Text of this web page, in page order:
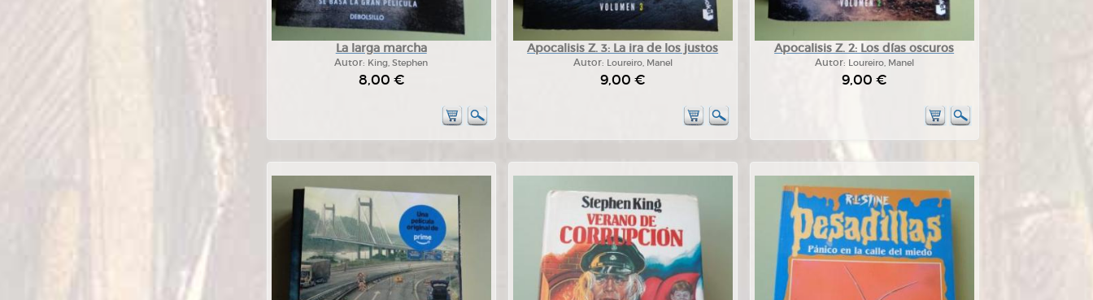
La larga marcha
Autor: King, Stephen
8,00 €
Apocalisis Z. 3: La ira de los justos
Autor: Loureiro, Manel
9,00 €
Apocalisis Z. 2: Los días oscuros
Autor: Loureiro, Manel
9,00 €